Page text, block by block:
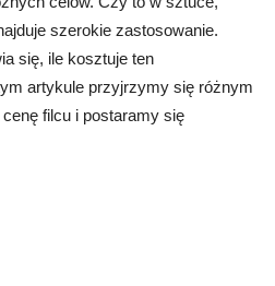
szerokie zastosowanie.
się, ile kosztuje ten
artykule przyjrzymy się różnym
filcu i postaramy się